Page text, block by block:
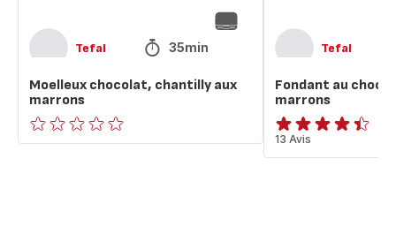
Tefal 35min
Moelleux chocolat, chantilly aux
marrons
ratings.0
Tefal
Fondant au
marrons
ratings.4.4
13 Avis